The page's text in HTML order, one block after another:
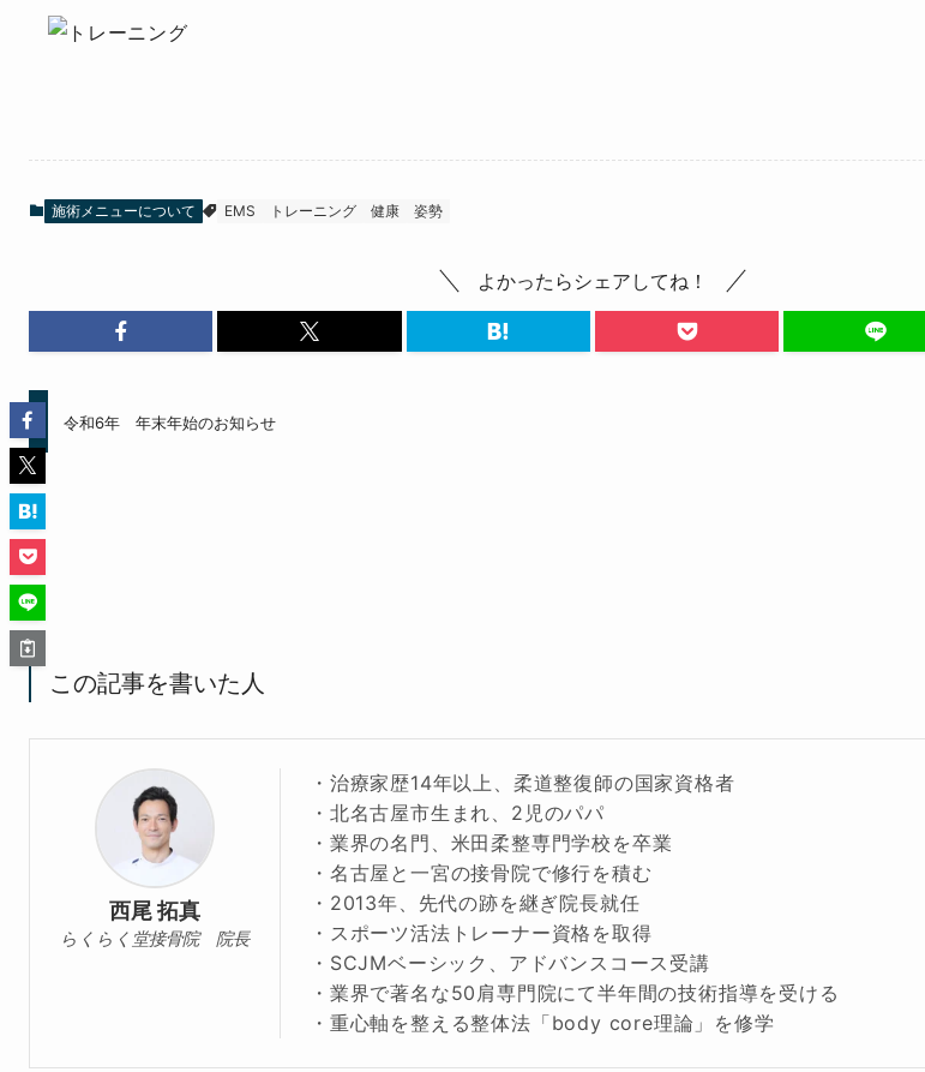
施術メニューについて EMS トレーニング 健康 姿勢
よかったらシェアしてね！
令和6年 年末年始のお知らせ
この記事を書いた人
西尾 拓真
らくらく堂接骨院 院長
・治療家歴14年以上、柔道整復師の国家資格者
・北名古屋市生まれ、2児のパパ
・業界の名門、米田柔整専門学校を卒業
・名古屋と一宮の接骨院で修行を積む
・2013年、先代の跡を継ぎ院長就任
・スポーツ活法トレーナー資格を取得
・SCJMベーシック、アドバンスコース受講
・業界で著名な50肩専門院にて半年間の技術指導を受ける
・重心軸を整える整体法「body core理論」を修学